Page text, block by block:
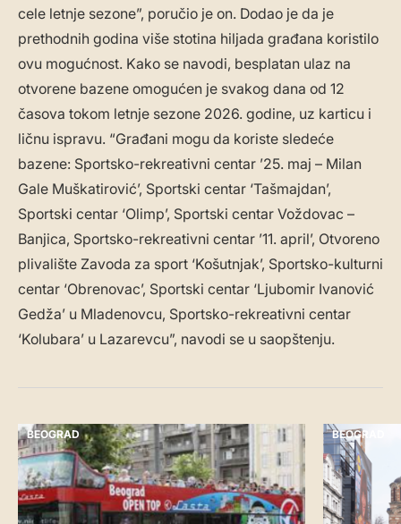
cele letnje sezone”, poručio je on. Dodao je da je
prethodnih godina više stotina hiljada građana koristilo
ovu mogućnost. Kako se navodi, besplatan ulaz na
otvorene bazene omogućen je svakog dana od 12
časova tokom letnje sezone 2026. godine, uz karticu i
ličnu ispravu. “Građani mogu da koriste sledeće
bazene: Sportsko-rekreativni centar ’25. maj – Milan
Gale Muškatirović’, Sportski centar ‘Tašmajdan’,
Sportski centar ‘Olimp’, Sportski centar Voždovac –
Banjica, Sportsko-rekreativni centar ’11. april’, Otvoreno
plivalište Zavoda za sport ‘Košutnjak’, Sportsko-kulturni
centar ‘Obrenovac’, Sportski centar ‘Ljubomir Ivanović
Gedža’ u Mladenovcu, Sportsko-rekreativni centar
‘Kolubara’ u Lazarevcu”, navodi se u saopštenju.
BEOGRAD BEOGRAD